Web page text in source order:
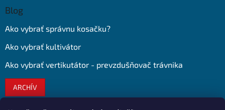
Blog
Ako vybrať správnu kosačku?
Ako vybrať kultivátor
Ako vybrať vertikutátor - prevzdušňovač trávnika
ARCHÍV